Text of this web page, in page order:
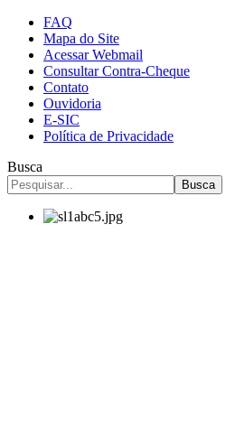
FAQ
Mapa do Site
Acessar Webmail
Consultar Contra-Cheque
Contato
Ouvidoria
E-SIC
Política de Privacidade
Busca
Busca